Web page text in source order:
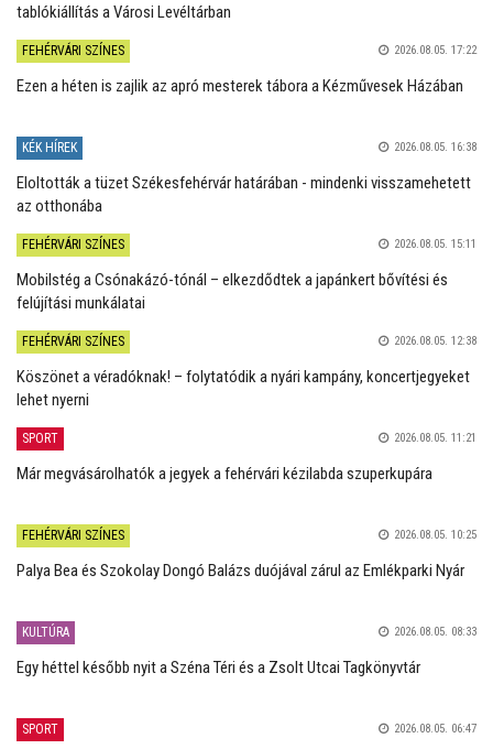
tablókiállítás a Városi Levéltárban
FEHÉRVÁRI SZÍNES 2026.08.05. 17:22
Ezen a héten is zajlik az apró mesterek tábora a Kézművesek Házában
KÉK HÍREK 2026.08.05. 16:38
Eloltották a tüzet Székesfehérvár határában - mindenki visszamehetett
az otthonába
FEHÉRVÁRI SZÍNES 2026.08.05. 15:11
Mobilstég a Csónakázó-tónál – elkezdődtek a japánkert bővítési és
felújítási munkálatai
FEHÉRVÁRI SZÍNES 2026.08.05. 12:38
Köszönet a véradóknak! – folytatódik a nyári kampány, koncertjegyeket
lehet nyerni
SPORT 2026.08.05. 11:21
Már megvásárolhatók a jegyek a fehérvári kézilabda szuperkupára
FEHÉRVÁRI SZÍNES 2026.08.05. 10:25
Palya Bea és Szokolay Dongó Balázs duójával zárul az Emlékparki Nyár
KULTÚRA 2026.08.05. 08:33
Egy héttel később nyit a Széna Téri és a Zsolt Utcai Tagkönyvtár
SPORT 2026.08.05. 06:47